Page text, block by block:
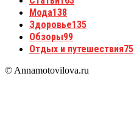
Мода138
Здоровье135
Обзоры99
Отдых и путешествия75
© Annamotovilova.ru